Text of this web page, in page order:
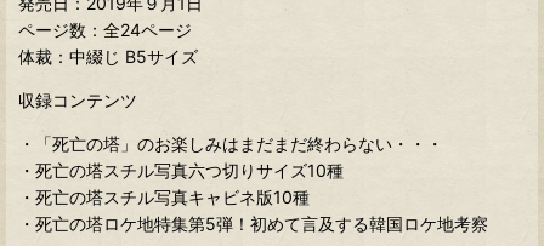
ページ数：全24ページ
体裁：中綴じ B5サイズ
収録コンテンツ
・「死亡の塔」のお楽しみはまだまだ終わらない・・・
・死亡の塔スチル写真六つ切りサイズ10種
・死亡の塔スチル写真キャビネ版10種
・死亡の塔ロケ地特集第5弾！初めて言及する韓国ロケ地考察